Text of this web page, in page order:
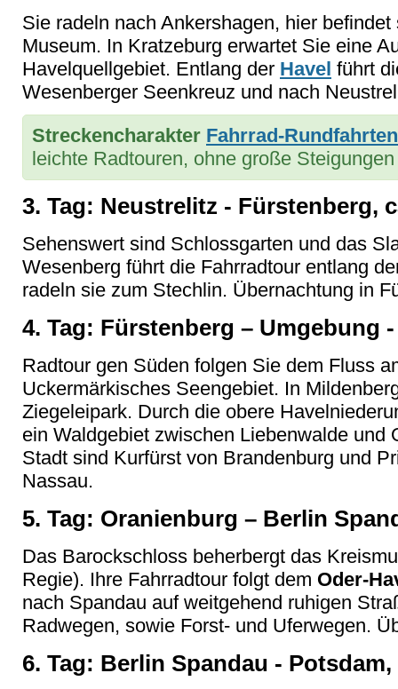
Sie radeln nach Ankershagen, hier
Museum. In Kratzeburg erwartet Sie eine
Havelquellgebiet. Entlang der Havel führt
Wesenberger Seenkreuz und nach
Streckencharakter Fahrrad-Rundfahrten
leichte Radtouren, ohne große
3. Tag: Neustrelitz - Fürstenberg,
Sehenswert sind Schlossgarten und das
Wesenberg führt die Fahrradtour entlang
radeln sie zum Stechlin. Übernachtung in
4. Tag: Fürstenberg – Umgebung
Radtour gen Süden folgen Sie dem Fluss
Uckermärkisches Seengebiet. In
Ziegeleipark. Durch die obere
ein Waldgebiet zwischen Liebenwalde und
Stadt sind Kurfürst von Brandenburg und
Nassau.
5. Tag: Oranienburg – Berlin
Das Barockschloss beherbergt das
Regie). Ihre Fahrradtour folgt dem Oder-
nach Spandau auf weitgehend ruhigen
Radwegen, sowie Forst- und Uferwegen.
6. Tag: Berlin Spandau - Potsdam,